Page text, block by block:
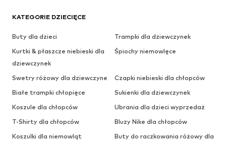
KATEGORIE DZIECIĘCE
Buty dla dzieci
Trampki dla dziewczynek
Kurtki & płaszcze niebieski dla
dziewczynek
Śpiochy niemowlęce
Swetry różowy dla dziewczyne
Czapki niebieski dla chłopców
Białe trampki chłopięce
Sukienki dla dziewczynek
Koszule dla chłopców
Ubrania dla dzieci wyprzedaż
T-Shirty dla chłopców
Bluzy Nike dla chłopców
Koszulki dla niemowląt
Buty do raczkowania różowy dla